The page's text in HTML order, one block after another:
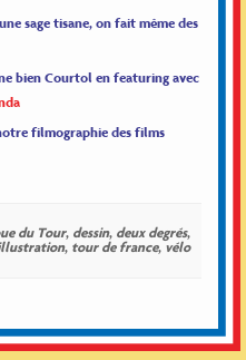
sage tisane, on fait même des
bien Courtol en featuring avec
filmographie des films
du Tour, dessin, deux degrés,
, tour de france,vélo